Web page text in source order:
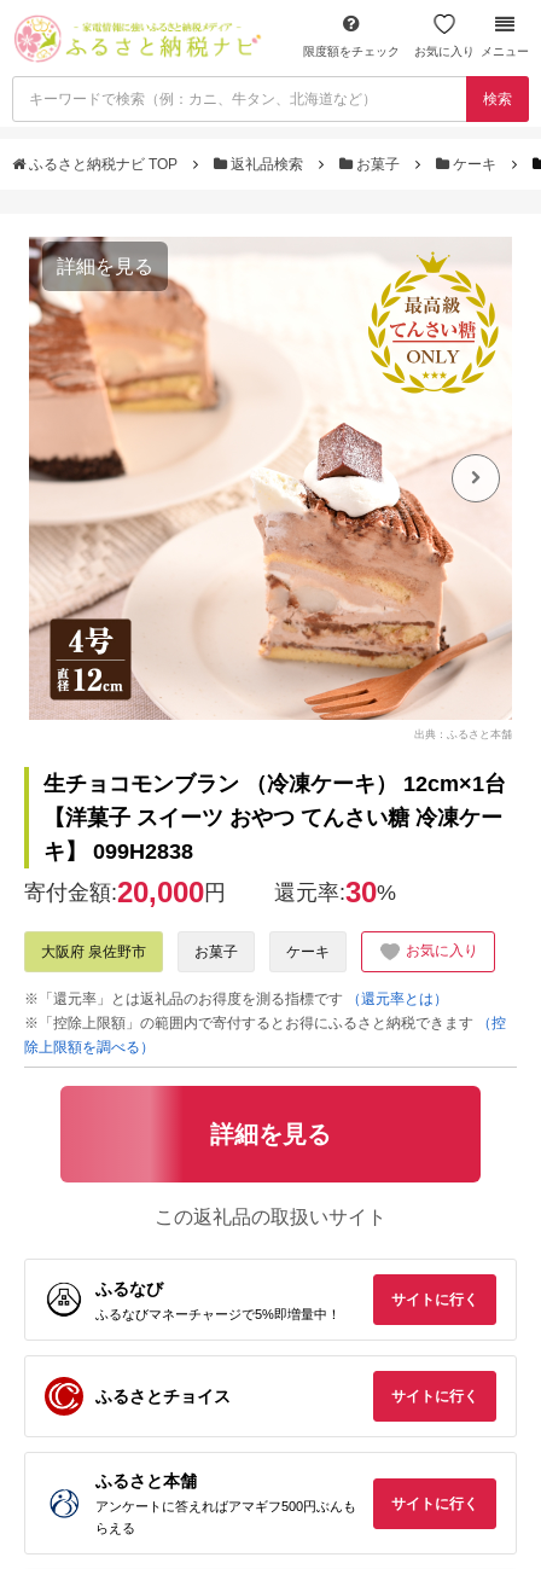
限度額をチェック お気に入り メニュー
検索
ふるさと納税ナビ TOP 返礼品検索 お菓子 ケーキ
詳細を見る
出典：ふるさと本舗
生チョコモンブラン （冷凍ケーキ） 12cm×1台
【洋菓子 スイーツ おやつ てんさい糖 冷凍ケー
キ】 099H2838
寄付金額:20,000円 還元率:30%
大阪府 泉佐野市 お菓子 ケーキ お気に入り
※「還元率」とは返礼品のお得度を測る指標です
（還元率とは）
※「控除上限額」の範囲内で寄付するとお得にふるさと納税できます
（控
除上限額を調べる）
詳細を見る
この返礼品の取扱いサイト
ふるなび
ふるなびマネーチャージで5%即増量中！
サイトに行く
ふるさとチョイス サイトに行く
ふるさと本舗
アンケートに答えればアマギフ500円ぶんも
らえる
サイトに行く